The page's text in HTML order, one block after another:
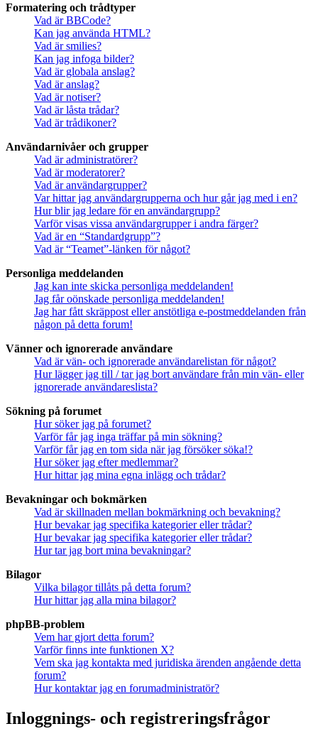
Formatering och trådtyper
Vad är BBCode?
Kan jag använda HTML?
Vad är smilies?
Kan jag infoga bilder?
Vad är globala anslag?
Vad är anslag?
Vad är notiser?
Vad är låsta trådar?
Vad är trådikoner?
Användarnivåer och grupper
Vad är administratörer?
Vad är moderatorer?
Vad är användargrupper?
Var hittar jag användargrupperna och hur går jag med i en?
Hur blir jag ledare för en användargrupp?
Varför visas vissa användargrupper i andra färger?
Vad är en “Standardgrupp”?
Vad är “Teamet”-länken för något?
Personliga meddelanden
Jag kan inte skicka personliga meddelanden!
Jag får oönskade personliga meddelanden!
Jag har fått skräppost eller anstötliga e-postmeddelanden från
någon på detta forum!
Vänner och ignorerade användare
Vad är vän- och ignorerade användarelistan för något?
Hur lägger jag till / tar jag bort användare från min vän- eller
ignorerade användareslista?
Sökning på forumet
Hur söker jag på forumet?
Varför får jag inga träffar på min sökning?
Varför får jag en tom sida när jag försöker söka!?
Hur söker jag efter medlemmar?
Hur hittar jag mina egna inlägg och trådar?
Bevakningar och bokmärken
Vad är skillnaden mellan bokmärkning och bevakning?
Hur bevakar jag specifika kategorier eller trådar?
Hur bevakar jag specifika kategorier eller trådar?
Hur tar jag bort mina bevakningar?
Bilagor
Vilka bilagor tillåts på detta forum?
Hur hittar jag alla mina bilagor?
phpBB-problem
Vem har gjort detta forum?
Varför finns inte funktionen X?
Vem ska jag kontakta med juridiska ärenden angående detta
forum?
Hur kontaktar jag en forumadministratör?
Inloggnings- och registreringsfrågor